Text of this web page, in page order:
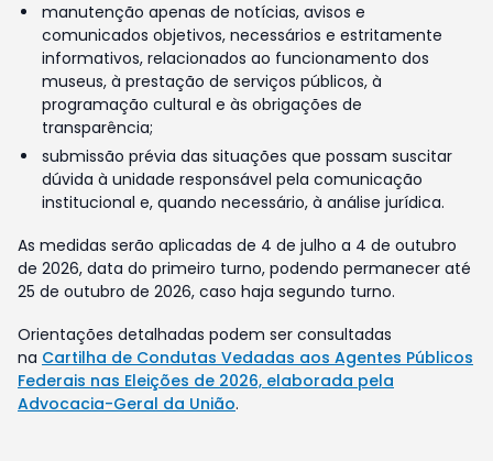
manutenção apenas de notícias, avisos e
comunicados objetivos, necessários e estritamente
informativos, relacionados ao funcionamento dos
museus, à prestação de serviços públicos, à
programação cultural e às obrigações de
transparência;
submissão prévia das situações que possam suscitar
dúvida à unidade responsável pela comunicação
institucional e, quando necessário, à análise jurídica.
As medidas serão aplicadas de 4 de julho a 4 de outubro
de 2026, data do primeiro turno, podendo permanecer até
25 de outubro de 2026, caso haja segundo turno.
Orientações detalhadas podem ser consultadas
na Cartilha de Condutas Vedadas aos Agentes Públicos
Federais nas Eleições de 2026, elaborada pela
Advocacia-Geral da União.